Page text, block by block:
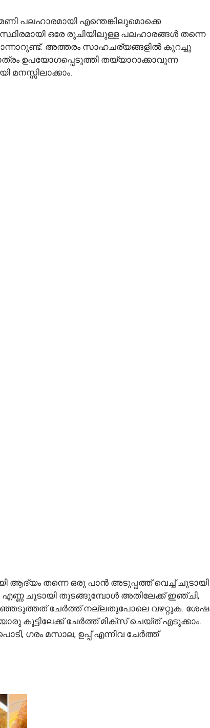
നാലുമണി പലഹാരമായി എന്തെങ്കിലുമൊക്കെ
ഒരേ രുചിയിലുള്ള പലഹാരങ്ങൾ തന്നെ
അത്തരം സാഹചര്യങ്ങളിൽ കുറച്ചു
ഉപയോഗപ്പെടുത്തി തയ്യാറാക്കാവുന്ന
മനസ്സിലാക്കാം.
ആദ്യം തന്നെ ഒരു പാൻ അടുപ്പത്ത് വെച്ച് ചൂടായി
ചൂടായി തുടങ്ങുമ്പോൾ അതിലേക്ക് ഇഞ്ചി,
ചേർത്ത് നല്ലതുപോലെ വഴറ്റുക.
ചേർത്ത് മിക്സ് ചെയ്ത് എടുക്കാം.
ഗരം മസാല, ഉപ്പ് എന്നിവ ചേർത്ത്